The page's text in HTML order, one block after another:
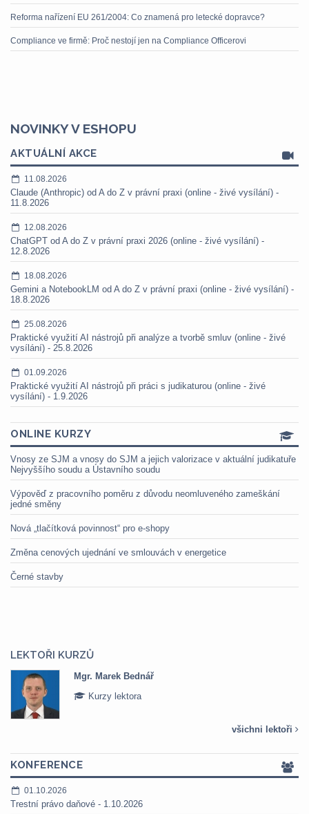
Reforma nařízení EU 261/2004: Co znamená pro letecké dopravce?
Compliance ve firmě: Proč nestojí jen na Compliance Officerovi
NOVINKY V ESHOPU
AKTUÁLNÍ AKCE
11.08.2026
Claude (Anthropic) od A do Z v právní praxi (online - živé vysílání) -
11.8.2026
12.08.2026
ChatGPT od A do Z v právní praxi 2026 (online - živé vysílání) -
12.8.2026
18.08.2026
Gemini a NotebookLM od A do Z v právní praxi (online - živé vysílání) -
18.8.2026
25.08.2026
Praktické využití AI nástrojů při analýze a tvorbě smluv (online - živé
vysílání) - 25.8.2026
01.09.2026
Praktické využití AI nástrojů při práci s judikaturou (online - živé
vysílání) - 1.9.2026
ONLINE KURZY
Vnosy ze SJM a vnosy do SJM a jejich valorizace v aktuální judikatuře
Nejvyššího soudu a Ústavního soudu
Výpověď z pracovního poměru z důvodu neomluveného zameškání
jedné směny
Nová „tlačítková povinnost“ pro e-shopy
Změna cenových ujednání ve smlouvách v energetice
Černé stavby
LEKTOŘI KURZŮ
Mgr. Marek Bednář
Kurzy lektora
všichni lektoři
KONFERENCE
01.10.2026
Trestní právo daňové - 1.10.2026